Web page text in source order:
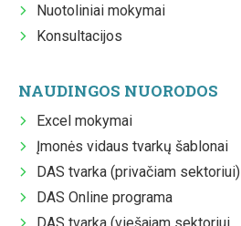
Nuotoliniai mokymai
Konsultacijos
NAUDINGOS NUORODOS
Excel mokymai
Įmonės vidaus tvarkų šablonai
DAS tvarka (privačiam sektoriui)
DAS Online programa
DAS tvarka (viešajam sektoriui